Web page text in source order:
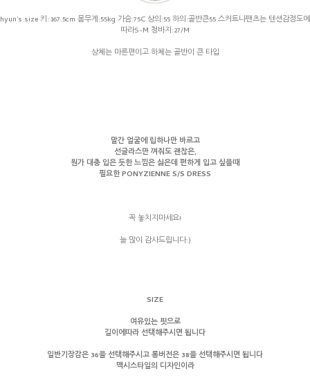
hyun's size 키: 167.5cm 몸무게:55kg 가슴:75C 상의:55 하의:골반큰55 스커트나팬츠는 텐션감정도에
따라S-M 청바지:27/M
상체는 마른편이고 하체는 골반이 큰 타입
말간 얼굴에 립하나만 바르고
선글라스만 껴줘도 괜찮은,
뭔가 대충 입은 듯한 느낌은 싫은데 편하게 입고 싶을때
필요한 PONYZIENNE S/S DRESS
꼭 놓치지마세요!
늘 많이 감사드립니다:)
SIZE
여유있는 핏으로
길이에따라 선택해주시면 됩니다
일반기장감은 36을 선택해주시고 롱버전은 38을 선택해주시면 됩니다
맥시스타일의 디자인이라